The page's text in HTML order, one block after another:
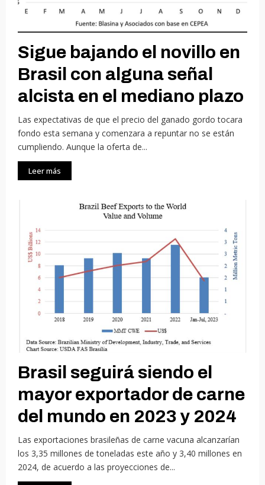
Sigue bajando el novillo en
Brasil con alguna señal
alcista en el mediano plazo
Las expectativas de que el precio del ganado gordo tocara
fondo esta semana y comenzara a repuntar no se están
cumpliendo. Aunque la oferta de...
Leer más
Brasil seguirá siendo el
mayor exportador de carne
del mundo en 2023 y 2024
Las exportaciones brasileñas de carne vacuna alcanzarían
los 3,35 millones de toneladas este año y 3,40 millones en
2024, de acuerdo a las proyecciones de...